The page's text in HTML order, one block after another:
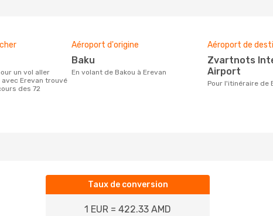
Erevan trouvé
des 72
Aéroport d'origine
Baku
En volant de Bakou à Erevan
Aéroport de
Zvartnots International
Airport
Pour l'itinéraire de
Taux de conversion
1 EUR = 422.33 AMD